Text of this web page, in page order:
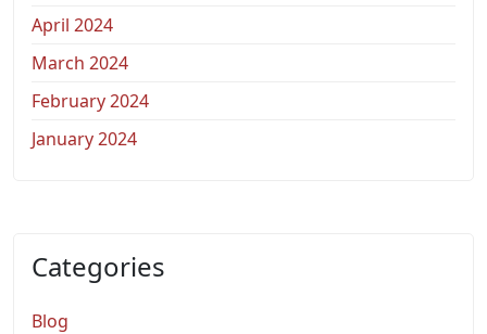
April 2024
March 2024
February 2024
January 2024
Categories
Blog